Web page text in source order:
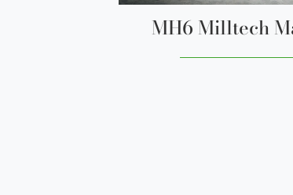
MH6 Milltech